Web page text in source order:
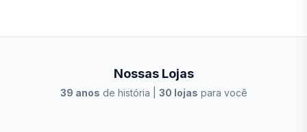
Nossas Lojas
39 anos de história | 30 lojas para você